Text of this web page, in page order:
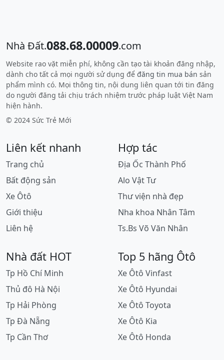
Nhà Đất.088.68.00009.com
Website rao vặt miễn phí, không cần tạo tài khoản đăng nhập,
dành cho tất cả mọi người sử dụng để đăng tin mua bán sản
phẩm mình có. Mọi thông tin, nội dung liên quan tới tin đăng
do người đăng tải chịu trách nhiệm trước pháp luật Việt Nam
hiện hành.
© 2024 Sức Trẻ Mới
Liên kết nhanh
Trang chủ
Bất động sản
Xe Ôtô
Giới thiệu
Liên hệ
Hợp tác
Địa Ốc Thành Phố
Alo Vật Tư
Thư viện nhà đẹp
Nha khoa Nhân Tâm
Ts.Bs Võ Văn Nhân
Nhà đất HOT
Tp Hồ Chí Minh
Thủ đô Hà Nội
Tp Hải Phòng
Tp Đà Nẵng
Tp Cần Thơ
Top 5 hãng Ôtô
Xe Ôtô Vinfast
Xe Ôtô Hyundai
Xe Ôtô Toyota
Xe Ôtô Kia
Xe Ôtô Honda